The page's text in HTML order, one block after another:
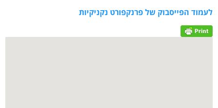
לעמוד הפייסבוק של פרנקפורט נקניקיות